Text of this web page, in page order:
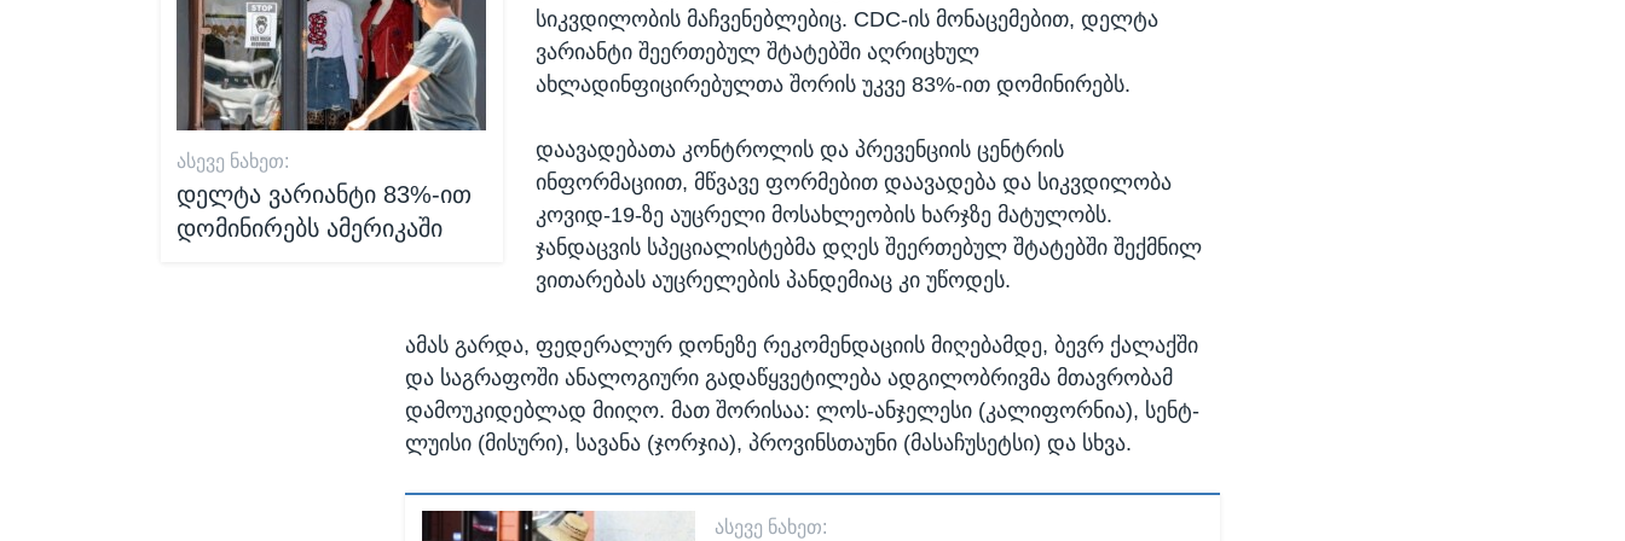
ᲐᲡᲔᲕᲔ ᲜᲐᲮᲔᲗ:
დელტა ვარიანტი 83%-ით
დომინირებს ამერიკაში
სიკვდილობის მაჩვენებლებიც. CDC-ის მონაცემებით, დელტა
ვარიანტი შეერთებულ შტატებში აღრიცხულ
ახლადინფიცირებულთა შორის უკვე 83%-ით დომინირებს.
დაავადებათა კონტროლის და პრევენციის ცენტრის
ინფორმაციით, მწვავე ფორმებით დაავადება და სიკვდილობა
კოვიდ-19-ზე აუცრელი მოსახლეობის ხარჯზე მატულობს.
ჯანდაცვის სპეციალისტებმა დღეს შეერთებულ შტატებში შექმნილ
ვითარებას აუცრელების პანდემიაც კი უწოდეს.
ამას გარდა, ფედერალურ დონეზე რეკომენდაციის მიღებამდე, ბევრ ქალაქში
და საგრაფოში ანალოგიური გადაწყვეტილება ადგილობრივმა მთავრობამ
დამოუკიდებლად მიიღო. მათ შორისაა: ლოს-ანჯელესი (კალიფორნია), სენტ-
ლუისი (მისური), სავანა (ჯორჯია), პროვინსთაუნი (მასაჩუსეტსი) და სხვა.
ᲐᲡᲔᲕᲔ ᲜᲐᲮᲔᲗ: